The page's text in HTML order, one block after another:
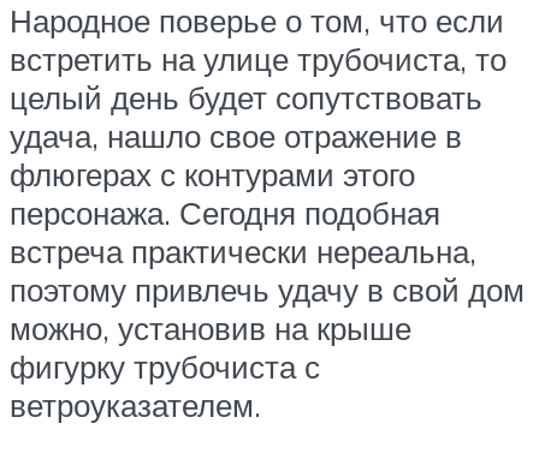
Народное поверье о том, что если
встретить на улице трубочиста, то
целый день будет сопутствовать
удача, нашло свое отражение в
флюгерах с контурами этого
персонажа. Сегодня подобная
встреча практически нереальна,
поэтому привлечь удачу в свой дом
можно, установив на крыше
фигурку трубочиста с
ветроуказателем.